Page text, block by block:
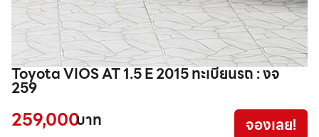
Toyota VIOS AT 1.5 E 2015 ทะเบียนรถ : งจ
259
259,000บาท จองเลย!